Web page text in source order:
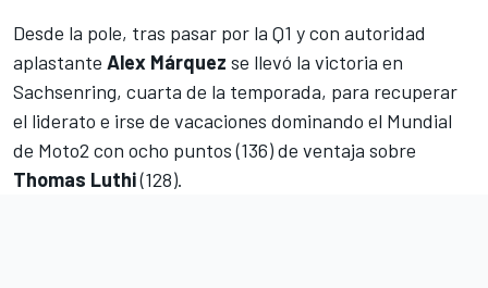
Desde la pole, tras pasar por la Q1 y con autoridad
aplastante Alex Márquez se llevó la victoria en
Sachsenring, cuarta de la temporada, para recuperar
el liderato e irse de vacaciones dominando el Mundial
de Moto2 con ocho puntos (136) de ventaja sobre
Thomas Luthi(128).